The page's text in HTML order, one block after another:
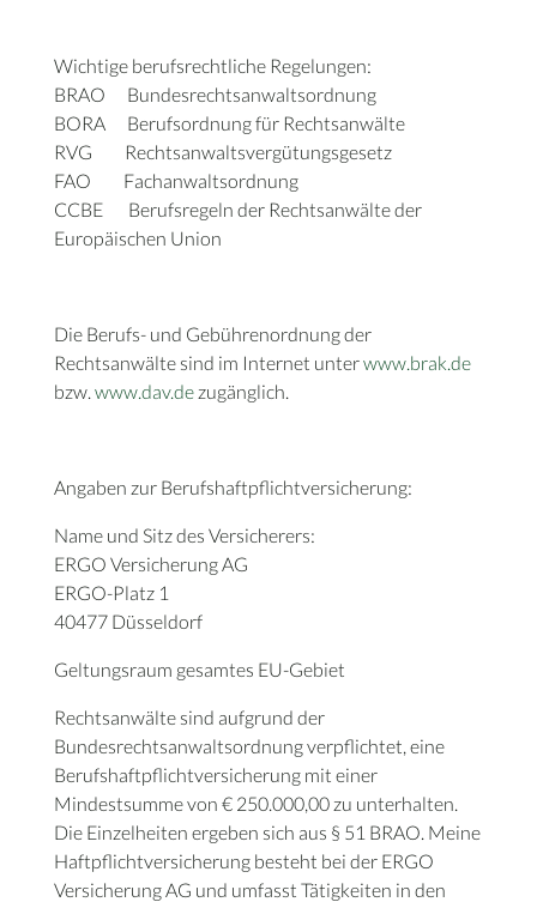
Wichtige berufsrechtliche Regelungen:
BRAO
Bundesrechtsanwaltsordnung
BORA
Berufsordnung für Rechtsanwälte
RVG
Rechtsanwaltsvergütungsgesetz
FAO
Fachanwaltsordnung
CCBE
Berufsregeln der Rechtsanwälte der
Europäischen Union
Die Berufs- und Gebührenordnung der
Rechtsanwälte sind im Internet unterwww.brak.de
bzw. www.dav.dezugänglich.
Angaben zur Berufshaftpflichtversicherung:
Name und Sitz des Versicherers:
ERGO Versicherung AG
ERGO-Platz 1
40477 Düsseldorf
Geltungsraum gesamtes EU-Gebiet
Rechtsanwälte sind aufgrund der
Bundesrechtsanwaltsordnung verpflichtet, eine
Berufshaftpflichtversicherung mit einer
Mindestsumme von € 250.000,00 zu unterhalten.
Die Einzelheiten ergeben sich aus § 51 BRAO. Meine
Haftpflichtversicherung besteht bei der ERGO
Versicherung AG und umfasst Tätigkeiten in den